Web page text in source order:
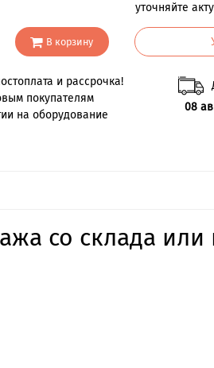
В корзину
и рассрочка!
покупателям
на оборудование
уточняйте
08
со склада или